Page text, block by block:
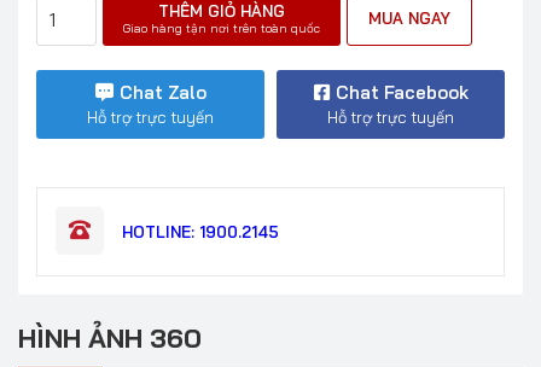
THÊM GIỎ HÀNG
Giao hàng tận nơi trên toàn quốc
MUA NGAY
Chat Zalo
Hỗ trợ trực tuyến
Chat Facebook
Hỗ trợ trực tuyến
HOTLINE: 1900.2145
HÌNH ẢNH 360